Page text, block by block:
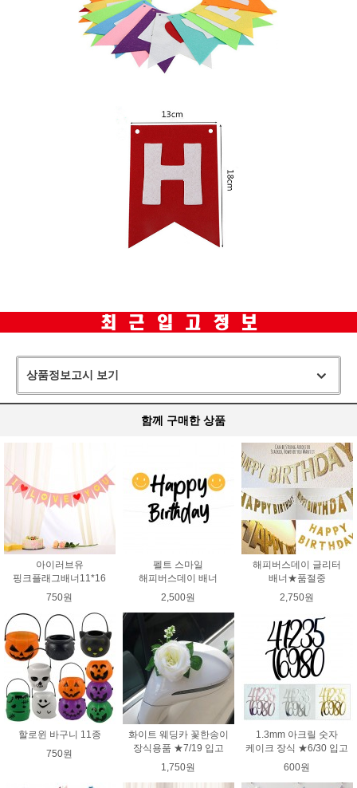
상품정보고시 보기
함께 구매한 상품
아이러브유
핑크플래그배너11*16
750원
펠트 스마일
해피버스데이 배너
2,500원
해피버스데이 글리터
배너★품절중
2,750원
할로윈 바구니 11종
750원
화이트 웨딩카 꽃한송이
장식용품 ★7/19 입고
1,750원
1.3mm 아크릴 숫자
케이크 장식 ★6/30 입고
600원